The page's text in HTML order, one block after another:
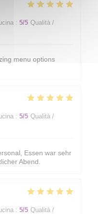
: 5/5 Qualità /
menu options
: 5/5 Qualità /
Essen war sehr
Abend.
: 5/5 Qualità /